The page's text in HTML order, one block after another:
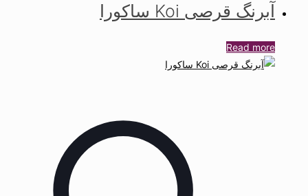
آبرنگ قرصی Koi ساکورا
Read more